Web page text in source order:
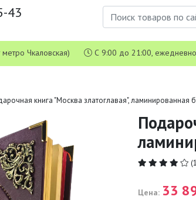
43
метро Чкаловская) С 9:00 до 21:00,
книга "Москва златоглавая", ламинированная
Цена: 33